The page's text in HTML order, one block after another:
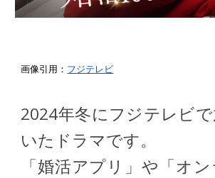
画像引用： フジテレビ
2024年冬にフジテレビ
いたドラマです。
「婚活アプリ」や「オ